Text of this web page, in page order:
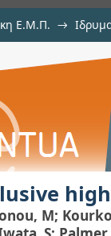
Ε.Μ.Π. →
η′
M;